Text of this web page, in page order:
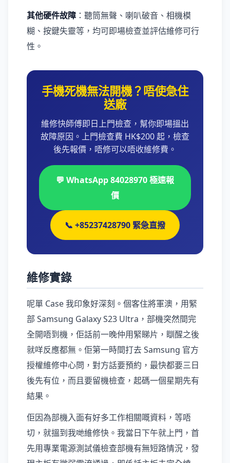
其他硬件故障 ：聽筒無聲、喇叭破音、相機模
糊、按鍵失靈等，均可即場檢查並評估維修可行
性。
手機死機無法開機？唔使急住
送廠
維修快師傅即日上門檢查，幫你即場搵出
故障原因。上門檢查費 HK$200 起，檢查
後先報價，唔修可以唔收維修費。
💬 WhatsApp 84028970 極速報
價
📞 +85237428790 緊急直撥
維修實錄
呢單 Case 我印象好深刻。個客住將軍澳，用緊
部 Samsung Galaxy S23 Ultra，部機突然間完
全開唔到機，佢話前一晚仲用緊睇片，瞓醒之後
就咩反應都無。佢第一時間打去 Samsung 官方
授權維修中心問，對方話要預約，最快都要三日
後先有位，而且要留機檢查，起碼一個星期先有
結果。
佢因為部機入面有好多工作相關嘅資料，等唔
切，就搵到我哋維修快。我當日下午就上門，首
先用專業電源測試儀檢查部機有無短路情況，發